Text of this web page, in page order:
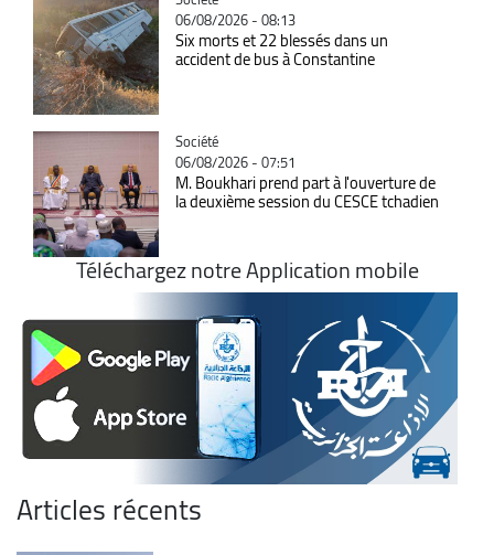
06/08/2026 - 08:13
Six morts et 22 blessés dans un
accident de bus à Constantine
Catégorie
Société
06/08/2026 - 07:51
M. Boukhari prend part à l'ouverture de
la deuxième session du CESCE tchadien
Téléchargez notre Application mobile
Articles récents